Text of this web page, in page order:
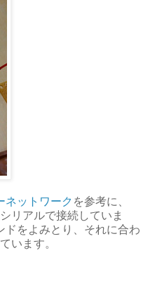
ネットワーク を参考に、
リアルで接続していま
をよみとり、それに合わ
います。